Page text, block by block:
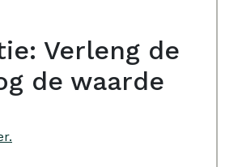
Verleng de
de waarde